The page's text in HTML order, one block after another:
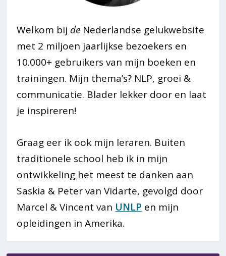
Welkom bij de Nederlandse gelukwebsite
met 2 miljoen jaarlijkse bezoekers en
10.000+ gebruikers van mijn boeken en
trainingen. Mijn thema’s? NLP, groei &
communicatie. Blader lekker door en laat
je inspireren!
Graag eer ik ook mijn leraren. Buiten
traditionele school heb ik in mijn
ontwikkeling het meest te danken aan
Saskia & Peter van Vidarte, gevolgd door
Marcel & Vincent van UNLP en mijn
opleidingen in Amerika.